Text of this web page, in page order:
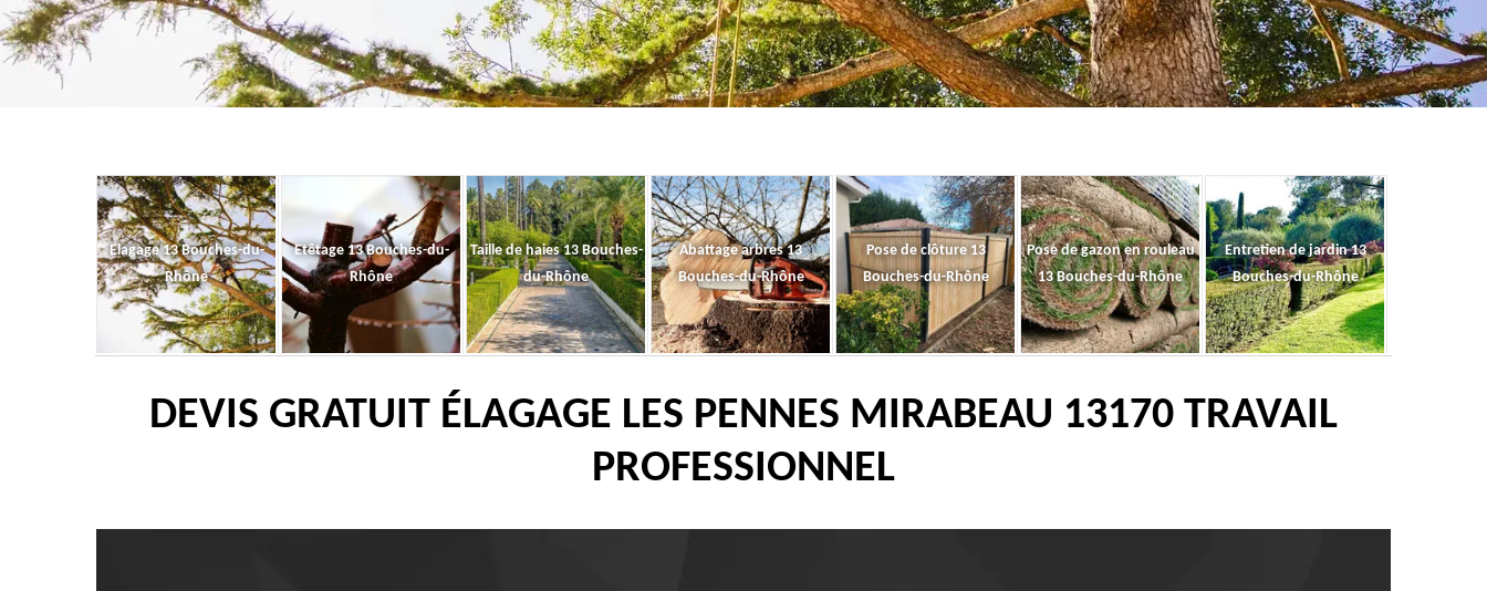
Elagage 13 Bouches-du-
Rhône
Etêtage 13 Bouches-du-
Rhône
Taille de haies 13 Bouches-
du-Rhône
Abattage arbres 13
Bouches-du-Rhône
Pose de clôture 13
Bouches-du-Rhône
Pose de gazon en rouleau
13 Bouches-du-Rhône
Entretien de jardin 13
Bouches-du-Rhône
DEVIS GRATUIT ÉLAGAGE LES PENNES MIRABEAU 13170 TRAVAIL
PROFESSIONNEL